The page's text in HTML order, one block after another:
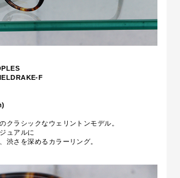
F
クラシックなウェリントンモデル。
ュアルに
渋さを深めるカラーリング。